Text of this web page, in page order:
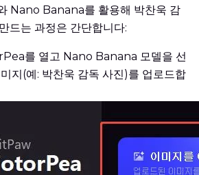
Nano Banana를 활용해 박찬욱 감
드는 과정은 간단합니다:
를 열고 Nano Banana 모델을 선
지(예: 박찬욱 감독 사진)를 업로드합